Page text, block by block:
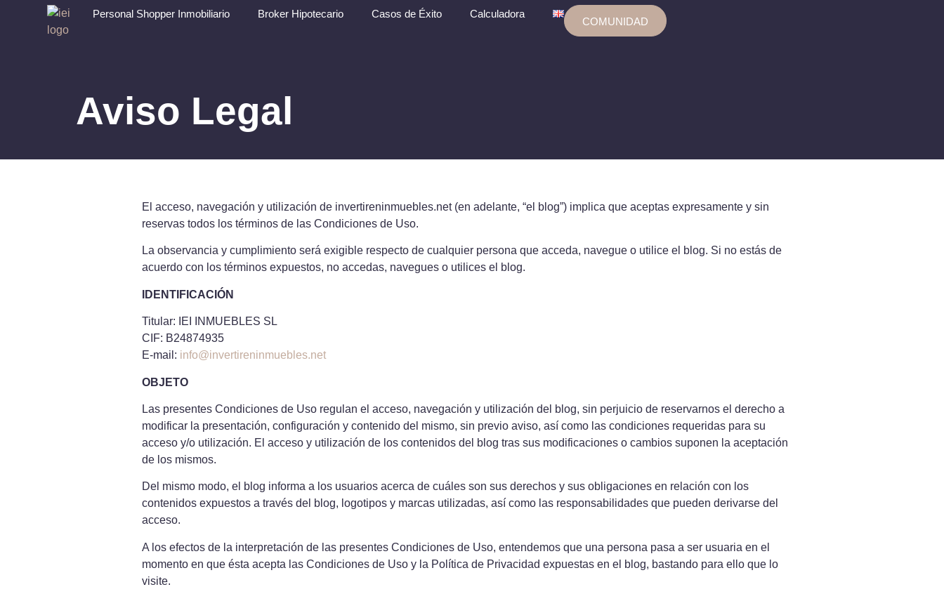
Personal Shopper Inmobiliario Broker Hipotecario Casos de Éxito Calculadora
COMUNIDAD
Aviso Legal
El acceso, navegación y utilización de invertireninmuebles.net (en adelante, “el blog”) implica que aceptas expresamente y sin
reservas todos los términos de las Condiciones de Uso.
La observancia y cumplimiento será exigible respecto de cualquier persona que acceda, navegue o utilice el blog. Si no estás de
acuerdo con los términos expuestos, no accedas, navegues o utilices el blog.
IDENTIFICACIÓN
Titular: IEI INMUEBLES SL
CIF: B24874935
E-mail: info@invertireninmuebles.net
OBJETO
Las presentes Condiciones de Uso regulan el acceso, navegación y utilización del blog, sin perjuicio de reservarnos el derecho a
modificar la presentación, configuración y contenido del mismo, sin previo aviso, así como las condiciones requeridas para su
acceso y/o utilización. El acceso y utilización de los contenidos del blog tras sus modificaciones o cambios suponen la aceptación
de los mismos.
Del mismo modo, el blog informa a los usuarios acerca de cuáles son sus derechos y sus obligaciones en relación con los
contenidos expuestos a través del blog, logotipos y marcas utilizadas, así como las responsabilidades que pueden derivarse del
acceso.
A los efectos de la interpretación de las presentes Condiciones de Uso, entendemos que una persona pasa a ser usuaria en el
momento en que ésta acepta las Condiciones de Uso y la Política de Privacidad expuestas en el blog, bastando para ello que lo
visite.